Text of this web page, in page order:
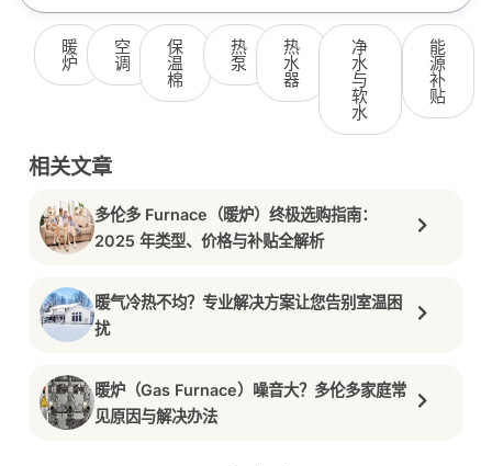
暖
炉
空
调
保
温
棉
热
泵
热
水
器
净
水
与
软
水
能
源
补
贴
相关文章
多伦多 Furnace（暖炉）终极选购指南：
2025 年类型、价格与补贴全解析
暖气冷热不均？专业解决方案让您告别室温困
扰
暖炉（Gas Furnace）噪音大？多伦多家庭常
见原因与解决办法